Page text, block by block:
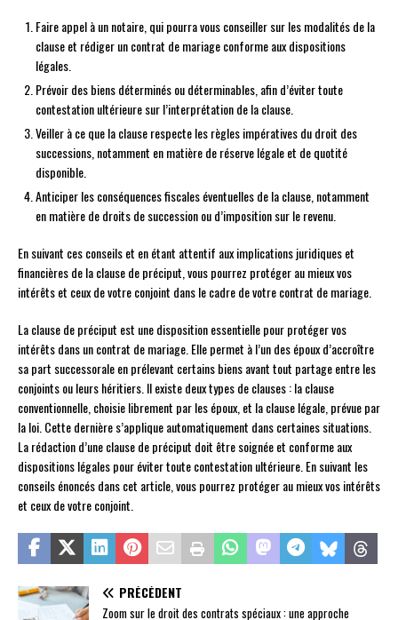
Faire appel à un notaire, qui pourra vous conseiller sur les modalités de la
clause et rédiger un contrat de mariage conforme aux dispositions
légales.
Prévoir des biens déterminés ou déterminables, afin d’éviter toute
contestation ultérieure sur l’interprétation de la clause.
Veiller à ce que la clause respecte les règles impératives du droit des
successions, notamment en matière de réserve légale et de quotité
disponible.
Anticiper les conséquences fiscales éventuelles de la clause, notamment
en matière de droits de succession ou d’imposition sur le revenu.
En suivant ces conseils et en étant attentif aux implications juridiques et
financières de la clause de préciput, vous pourrez protéger au mieux vos
intérêts et ceux de votre conjoint dans le cadre de votre contrat de mariage.
La clause de préciput est une disposition essentielle pour protéger vos
intérêts dans un contrat de mariage. Elle permet à l’un des époux d’accroître
sa part successorale en prélevant certains biens avant tout partage entre les
conjoints ou leurs héritiers. Il existe deux types de clauses : la clause
conventionnelle, choisie librement par les époux, et la clause légale, prévue par
la loi. Cette dernière s’applique automatiquement dans certaines situations.
La rédaction d’une clause de préciput doit être soignée et conforme aux
dispositions légales pour éviter toute contestation ultérieure. En suivant les
conseils énoncés dans cet article, vous pourrez protéger au mieux vos intérêts
et ceux de votre conjoint.
PRÉCÉDENT
Zoom sur le droit des contrats spéciaux : une approche